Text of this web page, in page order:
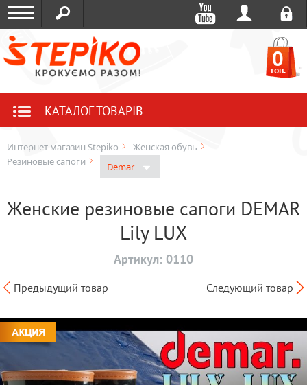
0
тов.
КАТАЛОГ ТОВАРІВ
Интернет магазин Stepiko
Женская обувь
Резиновые сапоги
Demar
Женские резиновые сапоги DEMAR
Lily LUX
Артикул: 0110
Предыдущий товар Следующий товар